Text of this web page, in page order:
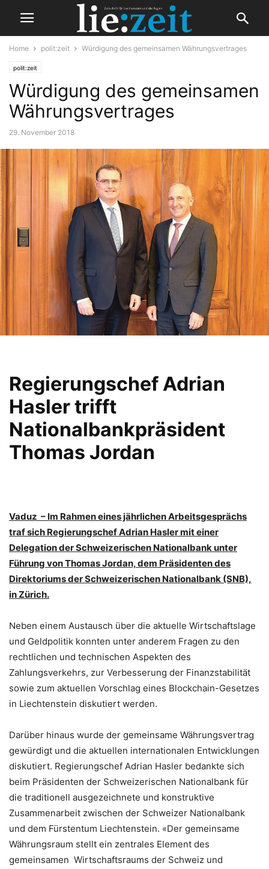
Home polit:zeit Würdigung des gemeinsamen Währungsvertrages
polit:zeit
Würdigung des gemeinsamen
Währungsvertrages
29. November 2018
Regierungschef Adrian
Hasler trifft
Nationalbankpräsident
Thomas Jordan
Vaduz – Im Rahmen eines jährlichen Arbeitsgesprächs
traf sich Regierungschef Adrian Hasler mit einer
Delegation der Schweizerischen Nationalbank unter
Führung von Thomas Jordan, dem Präsidenten des
Direktoriums der Schweizerischen Nationalbank (SNB),
in Zürich.
Neben einem Austausch über die aktuelle Wirtschaftslage
und Geldpolitik konnten unter anderem Fragen zu den
rechtlichen und technischen Aspekten des
Zahlungsverkehrs, zur Verbesserung der Finanzstabilität
sowie zum aktuellen Vorschlag eines Blockchain-Gesetzes
in Liechtenstein diskutiert werden.
Darüber hinaus wurde der gemeinsame Währungsvertrag
gewürdigt und die aktuellen internationalen Entwicklungen
diskutiert. Regierungschef Adrian Hasler bedankte sich
beim Präsidenten der Schweizerischen Nationalbank für
die traditionell ausgezeichnete und konstruktive
Zusammenarbeit zwischen der Schweizer Nationalbank
und dem Fürstentum Liechtenstein. «Der gemeinsame
Währungsraum stellt ein zentrales Element des
gemeinsamen Wirtschaftsraums der Schweiz und